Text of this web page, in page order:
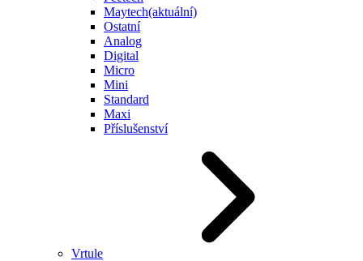
Maytech(aktuální)
Ostatní
Analog
Digital
Micro
Mini
Standard
Maxi
Příslušenství
Vrtule